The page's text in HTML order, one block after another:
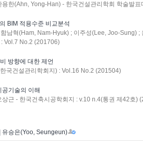
한(Ahn, Yong-Han) - 한국건설관리학회 학술발
BIM 적용수준 비교분석
남혁(Ham, Nam-Hyuk) ; 이주성(Lee, Joo-Sung)
Vol.7 No.2 (201706)
방향에 대한 제언
국건설관리학회지) : Vol.16 No.2 (201504)
공기술의 이해
상근 - 한국건축시공학회지 : v.10 n.4(통권 제42호)
| 유승은(Yoo, Seungeun)